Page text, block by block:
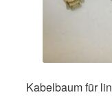
Kabelbaum für